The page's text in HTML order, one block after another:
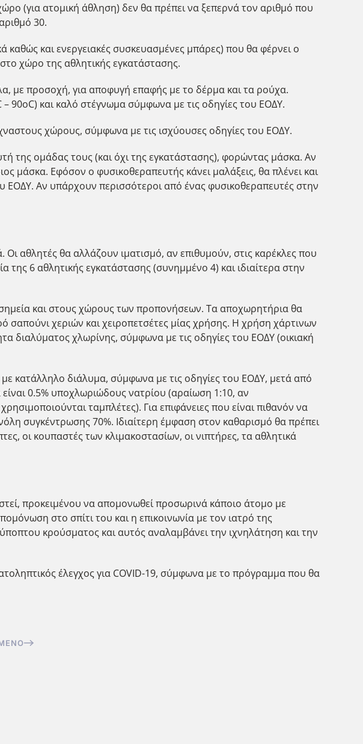
(για ατομική άθληση) δεν θα πρέπει να ξεπερνά τον αριθμό που
30.
και ενεργειακές συσκευασμένες μπάρες) που θα φέρνει ο
χώρο της αθλητικής εγκατάστασης.
με προσοχή, για αποφυγή επαφής με το δέρμα και τα ρούχα.
90οC) και καλό στέγνωμα σύμφωνα με τις οδηγίες του ΕΟΔΥ.
χώρους, σύμφωνα με τις ισχύουσες οδηγίες του ΕΟΔΥ.
της ομάδας τους (και όχι της εγκατάστασης), φορώντας μάσκα. Αν
μάσκα. Εφόσον ο φυσικοθεραπευτής κάνει μαλάξεις, θα πλένει και
ΕΟΔΥ. Αν υπάρχουν περισσότεροι από ένας φυσικοθεραπευτές στην
αθλητές θα αλλάζουν ιματισμό, αν επιθυμούν, στις καρέκλες που
της 6 αθλητικής εγκατάστασης (συνημμένο 4) και ιδιαίτερα στην
και στους χώρους των προπονήσεων. Τα αποχωρητήρια θα
σαπούνι χεριών και χειροπετσέτες μίας χρήσης. Η χρήση χάρτινων
διαλύματος χλωρίνης, σύμφωνα με τις οδηγίες του ΕΟΔΥ (οικιακή
κατάλληλο διάλυμα, σύμφωνα με τις οδηγίες του ΕΟΔΥ, μετά από
0.5% υποχλωριώδους νατρίου (αραίωση 1:10, αν
ταμπλέτες). Για επιφάνειες που είναι πιθανόν να
συγκέντρωσης 70%. Ιδιαίτερη έμφαση στον καθαρισμό θα πρέπει
οι κουπαστές των κλιμακοστασίων, οι νιπτήρες, τα αθλητικά
προκειμένου να απομονωθεί προσωρινά κάποιο άτομο με
στο σπίτι του και η επικοινωνία με τον ιατρό της
κρούσματος και αυτός αναλαμβάνει την ιχνηλάτηση και την
έλεγχος για COVID-19, σύμφωνα με το πρόγραμμα που θα